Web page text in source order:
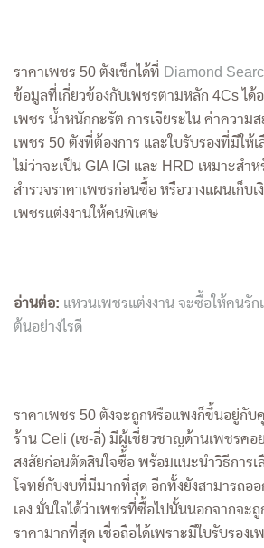
ราคาเพชร 50 ตังเช็กได้ที่ Diamond
ข้อมูลที่เกี่ยวข้องกับเพชรตามหลัก 4Cs ได้อ
เพชร น้ำหนักกะรัต การเจียระไน ค่าความ
เพชร 50 ตังที่ต้องการ และใบรับรองที่มีให้
ไม่ว่าจะเป็น GIA IGI และ HRD เหมาะสำ
สำรวจราคาเพชรก่อนซื้อ หรือวางแผนเก็บ
เพชรแต่งงานให้คนพิเศษ
อ่านต่อ: แหวนเพชรแต่งงาน จะซื้อให้คนรัก
ต้นอย่างไรดี
ราคาเพชร 50 ตังจะถูกหรือแพงก็ขึ้นอยู่กั
ร้าน Celi (เซ-ลี่) มีผู้เชี่ยวชาญด้านเพชรค
สงสัยก่อนตัดสินใจซื้อ พร้อมแนะนำวิธีการเ
โจทย์กับงบที่มีมากที่สุด อีกทั้งยังสามารถอ
เอง มั่นใจได้ว่าเพชรที่ซื้อไปนั้นนอกจากจะ
ราคามากที่สุด เชื่อถือได้เพราะมีใบรับรองเ